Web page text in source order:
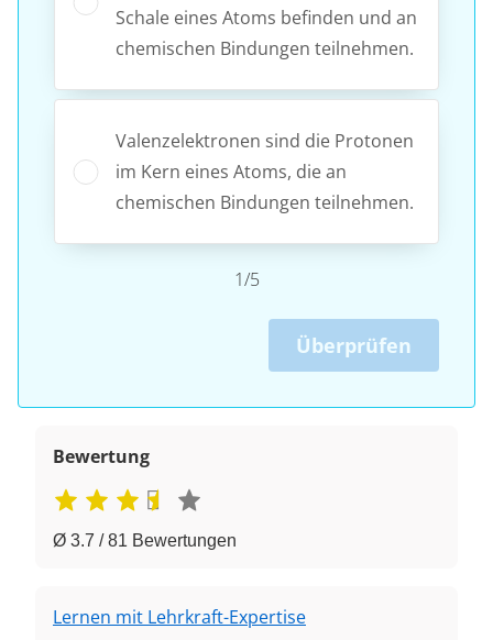
Schale eines Atoms befinden und an
chemischen Bindungen teilnehmen.
Valenzelektronen sind die Protonen
im Kern eines Atoms, die an
chemischen Bindungen teilnehmen.
1/5
Überprüfen
Bewertung
Ø 3.7 / 81 Bewertungen
Lernen mit Lehrkraft-Expertise